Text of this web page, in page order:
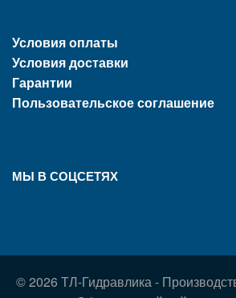
Условия оплаты
Условия доставки
Гарантии
Пользовательское соглашение
МЫ В СОЦСЕТЯХ
© 2026 ТЛ-Гидравлика -